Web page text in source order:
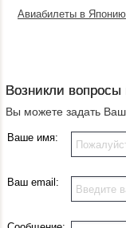
Авиабилеты в Японию
Возникли
Вы можете задать
Ваше имя:
Ваш email: